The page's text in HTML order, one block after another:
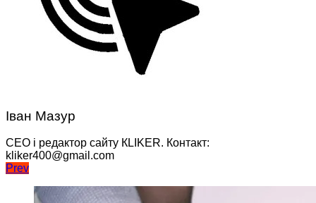
Іван Мазур
CEO і редактор сайту КLIKER. Контакт:
kliker400@gmail.com
Навігація
записів
Prev